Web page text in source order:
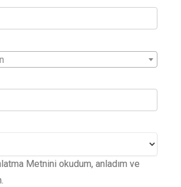
Metnini okudum, anladım ve